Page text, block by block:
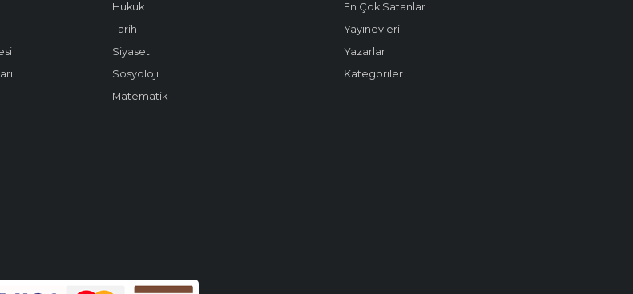
Hukuk
Tarih
Siyaset
Sosyoloji
Matematik
En Çok Satanlar
Yayınevleri
Yazarlar
Kategoriler